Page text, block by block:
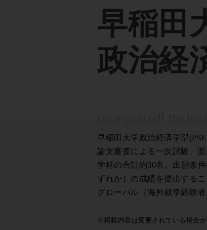
早稲田
政治経
早稲田大学政治経済学部
論文審査による一次試験、
学科の合計約30名。出願条
ずれか）の成績を提出するこ
グローバル（海外就学経験者
※掲載内容は変更されている場合